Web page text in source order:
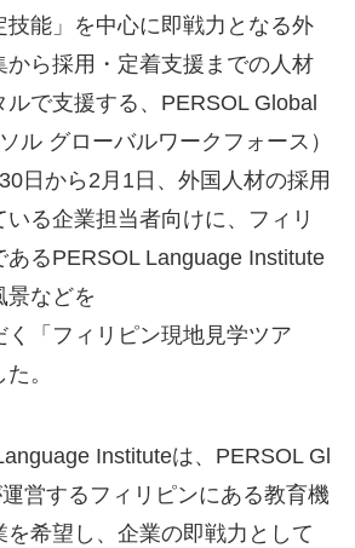
技能」を中心に即戦力となる外
から採用・定着支援までの人材
で支援する、PERSOL Global
ル グローバルワークフォース）
日から2月1日、外国人材の採用
いる企業担当者向けに、フィリ
あるPERSOL Language Institute
景などを
く「フィリピン現地見学ツア
。
Instituteは、PERSOL Gl
営するフィリピンにある教育機
を希望し、企業の即戦力として